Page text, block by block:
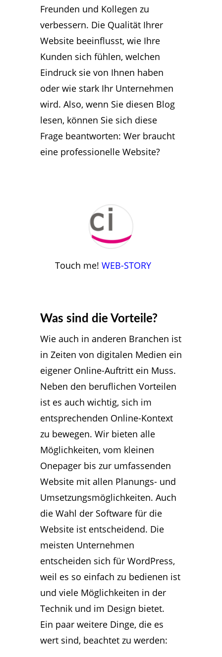
Freunden und Kollegen zu
verbessern. Die Qualität Ihrer
Website beeinflusst, wie Ihre
Kunden sich fühlen, welchen
Eindruck sie von Ihnen haben
oder wie stark Ihr Unternehmen
wird. Also, wenn Sie diesen Blog
lesen, können Sie sich diese
Frage beantworten: Wer braucht
eine professionelle Website?
Touch me! WEB-STORY
Was sind die Vorteile?
Wie auch in anderen Branchen ist
in Zeiten von digitalen Medien ein
eigener Online-Auftritt ein Muss.
Neben den beruflichen Vorteilen
ist es auch wichtig, sich im
entsprechenden Online-Kontext
zu bewegen. Wir bieten alle
Möglichkeiten, vom kleinen
Onepager bis zur umfassenden
Website mit allen Planungs- und
Umsetzungsmöglichkeiten. Auch
die Wahl der Software für die
Website ist entscheidend. Die
meisten Unternehmen
entscheiden sich für WordPress,
weil es so einfach zu bedienen ist
und viele Möglichkeiten in der
Technik und im Design bietet.
Ein paar weitere Dinge, die es
wert sind, beachtet zu werden: